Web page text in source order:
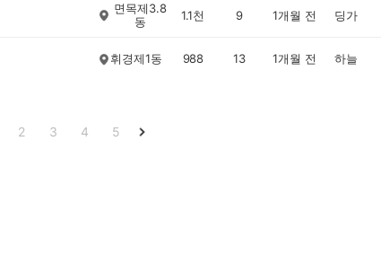
면목제3.8
동
1.1천 9 1개월 전 딩가
휘경제1동 988 13 1개월 전 하늘
2 3 4 5